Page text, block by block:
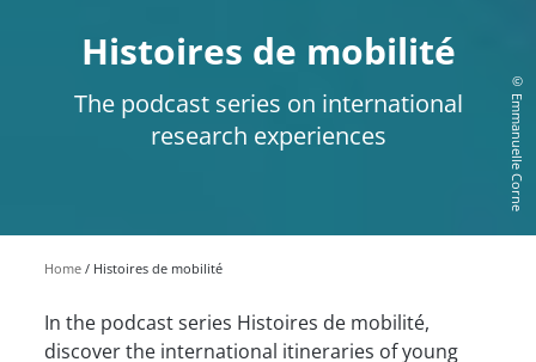
Histoires de mobilité
The podcast series on international
research experiences
© Emmanuelle Corne
Home Histoires de mobilité
In the podcast series Histoires de mobilité,
discover the international itineraries of young